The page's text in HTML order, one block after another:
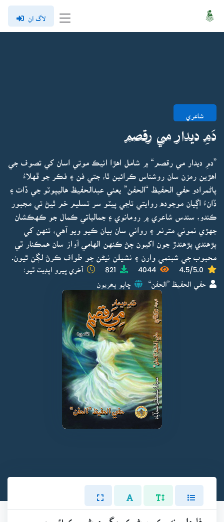
لاگ ان
شاعري
دَمِ ديدار مي رقصم
”دمِ ديدار مي رقصم“ ۾ شامل اهڙا انيڪ موتي اسان کي تصوف جي
اهڙين رمزن سان روشناس ڪرائين ٿا، جتي فن ۽ فڪر جو ڦهلاءُ
پاڻمرادو حفي الحفيظ “الحفن” يعني عبدالحفيظ هاليپوٽو جي ڏات ۽
ڏانءُ اڳيان موجوده روايتي تاڃي پيٽو سر تسليم خم ٿيڻ تي مجبور
ڪندو، سندس شاعري ۾ رومانوي ۽ جمالياتي ڪمال جو ڪهڪشان
جهڙي نموني مترنم ۽ رواني سان بيان ڪيو ويو آهي، تنهن کي
پڙهندي پڙهندڙ جون اکيون ڄڻ ڪنهن الهامي آواز سان همڪنار ٿي
محبوب جي شبنمي وارن ۽ نشيلن نيڻن جو طواف ڪرڻ لڳن ٿيون.
4.5/5.0
4044
821 آخري ڀيرو اپڊيٽ ٿيو:
حفي الحفيظ ”الحفن“ ڇاپو پھريون